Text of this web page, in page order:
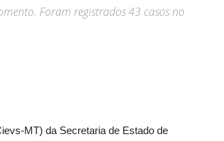
Foram registrados 43 casos no
MT) da Secretaria de Estado de